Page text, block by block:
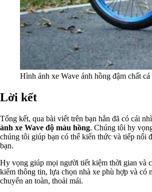
Hình ảnh xe Wave ánh hồng đậm chất cá
Lời kết
Tổng kết, qua bài viết trên bạn hẳn đã có cái
ảnh xe Wave độ màu hồng. Chúng tôi hy
chúng tôi giúp bạn có thể kiến thức và tiếp nối
bạn.
Hy vọng giúp mọi người tiết kiệm thời gian và
kiếm thông tin, lựa chọn nhà xe phù hợp và có
chuyển an toàn, thoải mái.